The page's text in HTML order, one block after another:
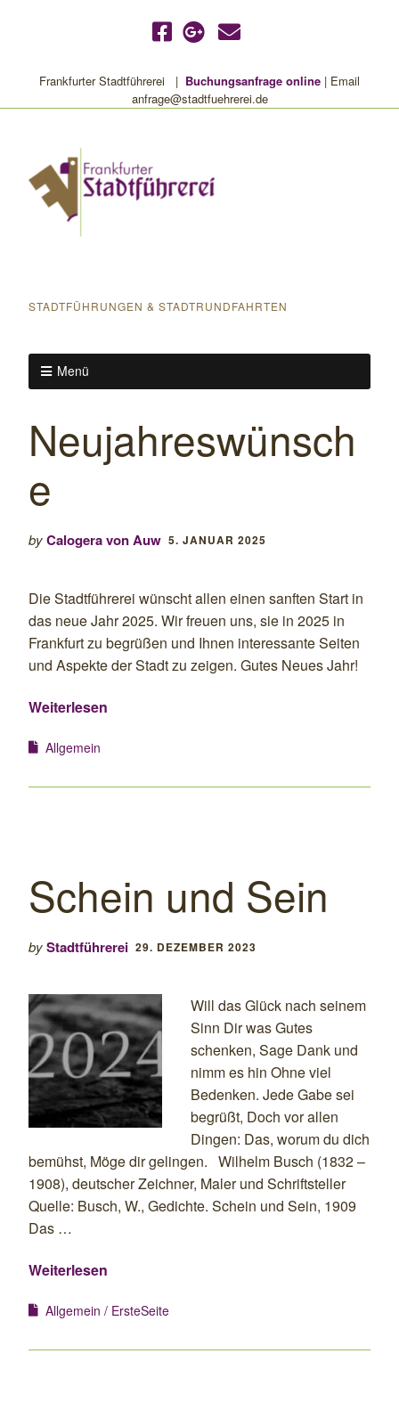
Frankfurter Stadtführerei | Buchungsanfrage online | Email
anfrage@stadtfuehrerei.de
STADTFÜHRUNGEN & STADTRUNDFAHRTEN
Menü
Neujahreswünsch
e
byCalogera von Auw 5. JANUAR 2025
Die Stadtführerei wünscht allen einen sanften Start in
das neue Jahr 2025. Wir freuen uns, sie in 2025 in
Frankfurt zu begrüßen und Ihnen interessante Seiten
und Aspekte der Stadt zu zeigen. Gutes Neues Jahr!
Weiterlesen
Allgemein
Schein und Sein
byStadtführerei 29. DEZEMBER 2023
Will das Glück nach seinem
Sinn Dir was Gutes
schenken, Sage Dank und
nimm es hin Ohne viel
Bedenken. Jede Gabe sei
begrüßt, Doch vor allen
Dingen: Das, worum du dich
bemühst, Möge dir gelingen. Wilhelm Busch (1832 –
1908), deutscher Zeichner, Maler und Schriftsteller
Quelle: Busch, W., Gedichte. Schein und Sein, 1909
Das …
Weiterlesen
Allgemein ErsteSeite